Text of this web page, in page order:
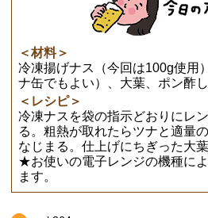
＜材料＞
冷凍揚げナス（今回は100g使用
ナ缶でもよい）、大葉、ポン酢
＜レシピ＞
冷凍ナスを袋の指示どおりにレ
る。粗熱が取れたらツナと適量
なじまる。仕上げにちぎった大
★お使いの電子レンジの機種に
ます。